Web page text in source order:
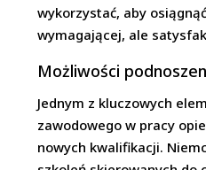
wykorzystać, aby
wymagającej, ale
Możliwości
Jednym z kluczowych
zawodowego w pracy
nowych kwalifikacji.